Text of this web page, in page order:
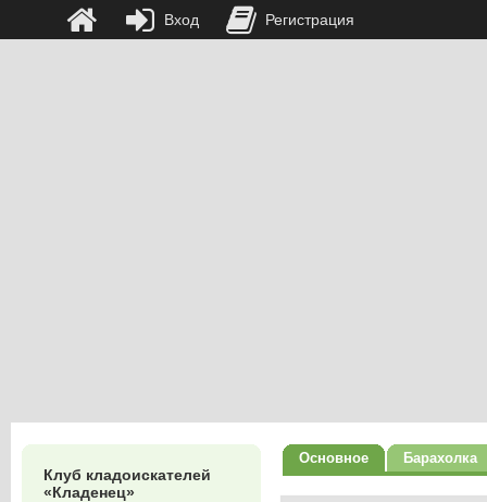
Клуб кладоискателей
«Кладенец»
Основное Барахолка
Вход Регистрация